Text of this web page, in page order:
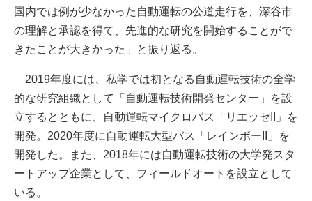
国内では例が少なかった自動運転の公道走行を、深谷市
の理解と承認を得て、先進的な研究を開始することがで
きたことが大きかった」と振り返る。
2019年度には、私学では初となる自動運転技術の全学
的な研究組織として「自動運転技術開発センター」を設
立するとともに、自動運転マイクロバス「リエッセII」を
開発。2020年度に自動運転大型バス「レインボーII」を
開発した。また、2018年には自動運転技術の大学発スタ
ートアップ企業として、フィールドオートを設立として
いる。